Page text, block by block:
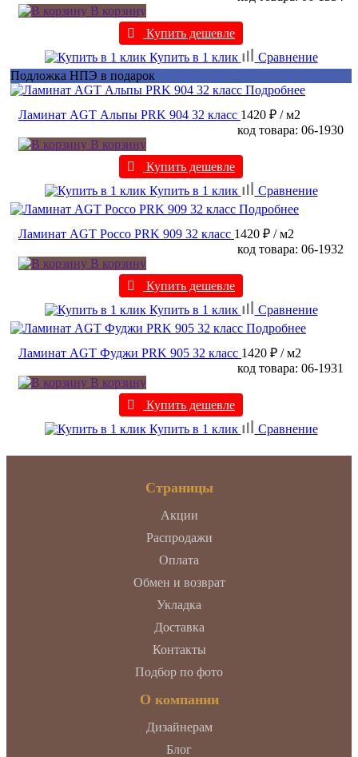
В корзину
Купить дешевле
Купить в 1 клик
Сравнение
Подложка НПЭ в подарок
Подробнее
Ламинат AGT Альпы PRK 904 32 класс 1420 ₽ / м2
код товара: 06-1930
В корзину
Купить дешевле
Купить в 1 клик
Сравнение
Подробнее
Ламинат AGT Россо PRK 909 32 класс 1420 ₽ / м2
код товара: 06-1932
В корзину
Купить дешевле
Купить в 1 клик
Сравнение
Подробнее
Ламинат AGT Фуджи PRK 905 32 класс 1420 ₽ / м2
код товара: 06-1931
В корзину
Купить дешевле
Купить в 1 клик
Сравнение
Страницы
Акции
Распродажи
Оплата
Обмен и возврат
Укладка
Доставка
Контакты
Подбор по фото
О компании
Дизайнерам
Блог